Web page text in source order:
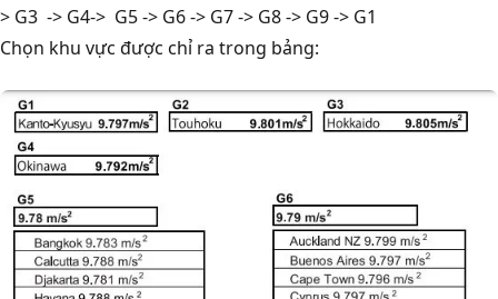
> G3 -> G4-> G5 -> G6 -> G7 -> G8 -> G9 -> G1
Chọn khu vực được chỉ ra trong bảng: